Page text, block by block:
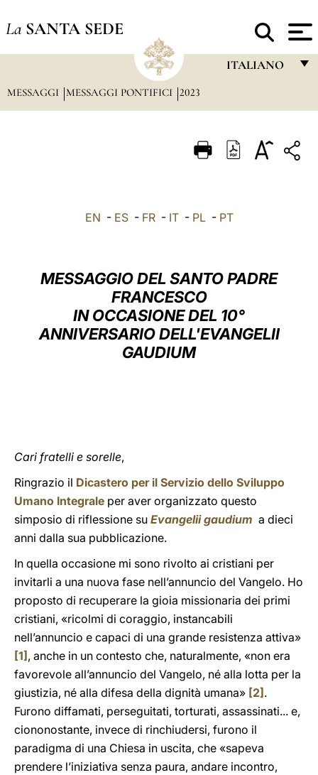
La SANTA SEDE
ITALIANO
ITALIANO
العربيّة
中文
LATINE
MESSAGGI MESSAGGI PONTIFICI 2023
EN - ES- FR- IT- PL- PT
MESSAGGIO DEL SANTO PADRE
FRANCESCO
IN OCCASIONE DEL 10°
ANNIVERSARIO DELL'EVANGELII
GAUDIUM
Cari fratelli e sorelle,
Ringrazio il Dicastero per il Servizio dello Sviluppo
Umano Integrale per aver organizzato questo
simposio di riflessione su Evangelii gaudium a dieci
anni dalla sua pubblicazione.
In quella occasione mi sono rivolto ai cristiani per
invitarli a una nuova fase nell’annuncio del Vangelo. Ho
proposto di recuperare la gioia missionaria dei primi
cristiani, «ricolmi di coraggio, instancabili
nell’annuncio e capaci di una grande resistenza attiva»
[1] , anche in un contesto che, naturalmente, «non era
favorevole all’annuncio del Vangelo, né alla lotta per la
giustizia, né alla difesa della dignità umana» [2] .
Furono diffamati, perseguitati, torturati, assassinati... e,
ciononostante, invece di rinchiudersi, furono il
paradigma di una Chiesa in uscita, che «sapeva
prendere l’iniziativa senza paura, andare incontro,